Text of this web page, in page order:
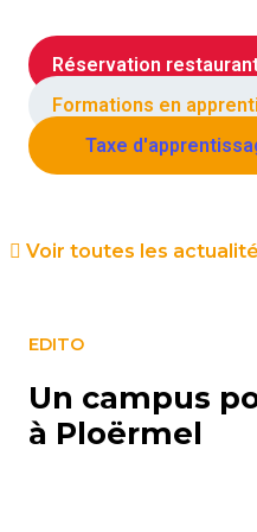
S'INSCRIRE
Réservation
Formations en
Taxe
Voir toutes les
EDITO
Un campus
à Ploërmel